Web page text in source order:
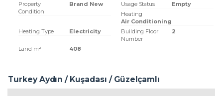
Property
Condition
Brand New Usage Status
Empty
Heating
Air Conditioning
Heating Type
Electricity
Building Floor
Number
2
Land m² 408
Turkey Aydın / Kuşadası / Güzelçamlı